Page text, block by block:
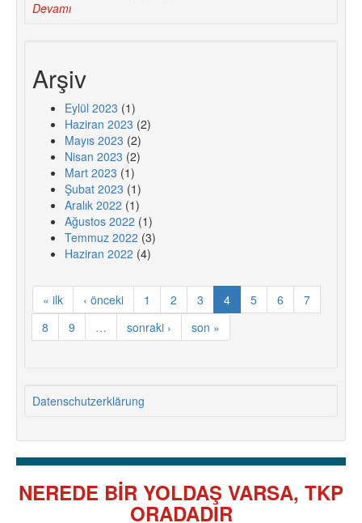
Devamı
Arşiv
Eylül 2023 (1)
Haziran 2023 (2)
Mayıs 2023 (2)
Nisan 2023 (2)
Mart 2023 (1)
Şubat 2023 (1)
Aralık 2022 (1)
Ağustos 2022 (1)
Temmuz 2022 (3)
Haziran 2022 (4)
« ilk ‹ önceki 1 2 3 4 5 6
7
8
9 … sonraki › son »
Datenschutzerklärung
NEREDE BİR YOLDAŞ VARSA, TKP
ORADADIR